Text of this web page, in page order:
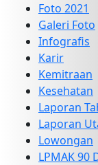
Foto 2021
Galeri Foto
Infografis
Karir
Kemitraan
Kesehatan
Laporan
Laporan
Lowongan
LPMAK 90